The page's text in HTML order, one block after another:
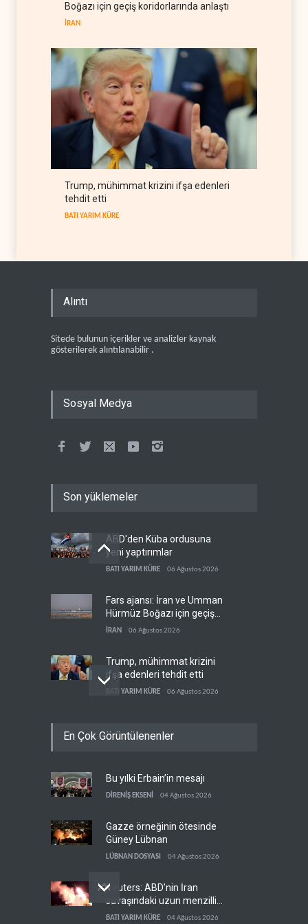
belge akışı
Boğazı için geçiş koridorlarında anlaştı
İRAN
Trump, mühimmat krizini ifşa edenleri
tehdit etti
BATI YARIM KÜRE
Alıntı
Sitede bulunun içerikler ve analizler kaynak
gösterilerek alıntılanabilir .
Sosyal Medya
Son yüklemeler
ABD'den Küba ordusuna
yeni yaptırımlar
BATI YARIM KÜRE 06 Ağustos 2026
Fars ajansı: İran ve Umman
Hürmüz Boğazı için geçiş
koridorlarında anlaştı
İRAN 06 Ağustos 2026
Trump, mühimmat krizini
ifşa edenleri tehdit etti
BATI YARIM KÜRE 06 Ağustos 2026
Şeria'da işgalci
İsrail, beyin göçünde rekora
koşuyor
En Çok Görüntülenenler
Bu yılki Erbain’in mesajı
DİRENİŞ EKSENİ 04 Ağustos 2026
Gazze örneğinin ötesinde
Güney Lübnan
LÜBNAN DOSYASI 04 Ağustos 2026
Reuters: ABD’nin İran
savaşındaki uzun menzilli
füze stokları tükenme
BATI YARIM KÜRE 04 Ağustos 2026